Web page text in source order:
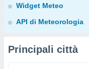
Widget Meteo
API di Meteorologia
Principali città